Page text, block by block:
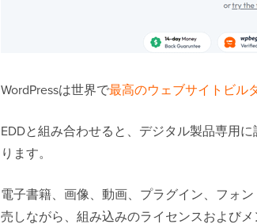
WordPressは世界で最高のウェブサイトビル
EDDと組み合わせると、デジタル製品専用
ります。
電子書籍、画像、動画、プラグイン、フォ
売しながら、組み込みのライセンスおよび